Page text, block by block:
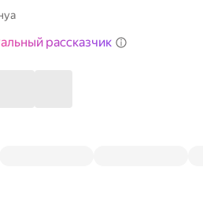
рассказчик